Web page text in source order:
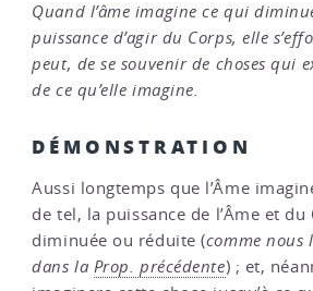
Quand l’âme imagine ce qui
puissance d’agir du Corps, elle
peut, de se souvenir de choses qui
de ce qu’elle imagine.
DÉMONSTRATION
Aussi longtemps que l’Âme
de tel, la puissance de l’Âme et du
diminuée ou réduite (comme nous
dans la Prop. précédente) ; et,